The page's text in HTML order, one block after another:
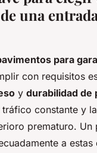
una
para
con requisitos
y durabilidad de
constante y
prematuro. Un
a estas